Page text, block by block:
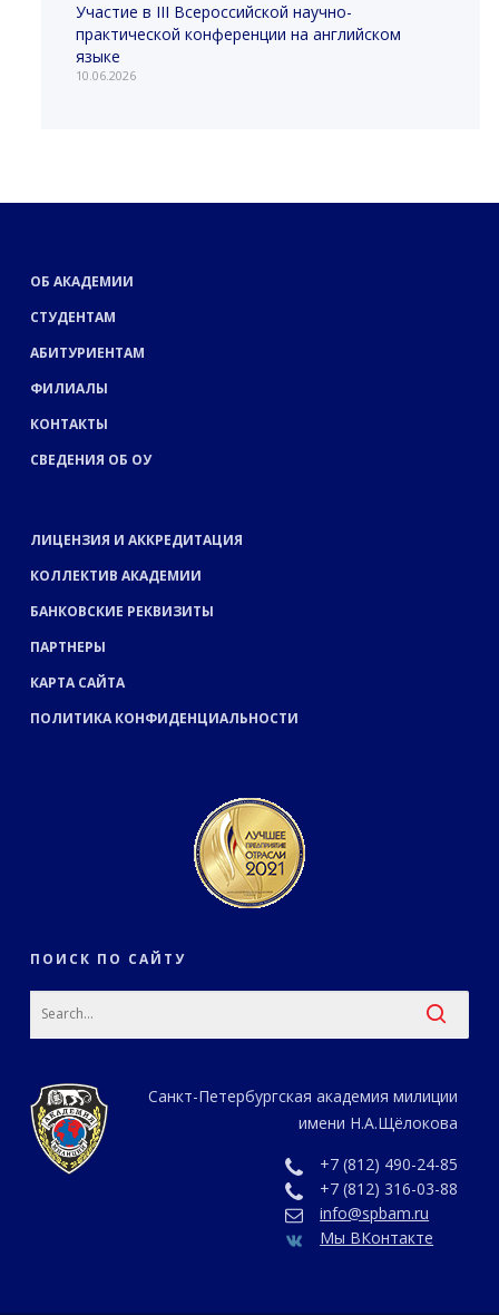
Участие в III Всероссийской научно-
практической конференции на английском
языке
10.06.2026
ОБ АКАДЕМИИ
СТУДЕНТАМ
АБИТУРИЕНТАМ
ФИЛИАЛЫ
КОНТАКТЫ
СВЕДЕНИЯ ОБ ОУ
ЛИЦЕНЗИЯ И АККРЕДИТАЦИЯ
КОЛЛЕКТИВ АКАДЕМИИ
БАНКОВСКИЕ РЕКВИЗИТЫ
ПАРТНЕРЫ
КАРТА САЙТА
ПОЛИТИКА КОНФИДЕНЦИАЛЬНОСТИ
ПОИСК ПО САЙТУ
Санкт-Петербургская академия милиции
имени Н.А.Щёлокова
+7 (812) 490-24-85
+7 (812) 316-03-88
info@spbam.ru
Мы ВКонтакте